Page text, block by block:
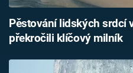
Pěstování lidských srdcí
překročili klíčový milník